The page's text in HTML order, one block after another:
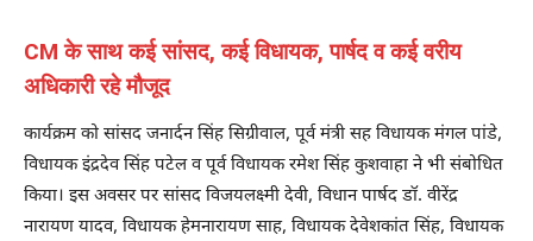
CM के साथ कई सांसद, कई विधायक, पार्षद व कई वरीय
अधिकारी रहे मौजूद
कार्यक्रम को सांसद जनार्दन सिंह सिग्रीवाल, पूर्व मंत्री सह विधायक मंगल पांडे,
विधायक इंद्रदेव सिंह पटेल व पूर्व विधायक रमेश सिंह कुशवाहा ने भी संबोधित
किया। इस अवसर पर सांसद विजयलक्ष्मी देवी, विधान पार्षद डॉ. वीरेंद्र
नारायण यादव, विधायक हेमनारायण साह, विधायक देवेशकांत सिंह, विधायक